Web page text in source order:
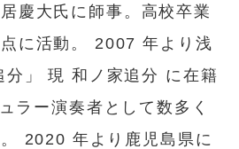
慶大氏に師事。高校卒業
に活動。 2007 年より浅
分」 現 和ノ家追分 に在籍
ラー演奏者として数多く
2020 年より鹿児島県に